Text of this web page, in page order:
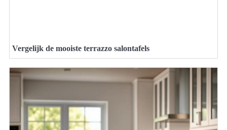
Vergelijk de mooiste terrazzo salontafels